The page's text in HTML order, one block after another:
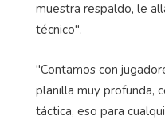
muestra respaldo, le
técnico".
"Contamos con
planilla muy profunda,
táctica, eso para